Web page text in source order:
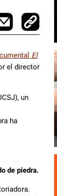
El
el director
un
ha
de piedra.